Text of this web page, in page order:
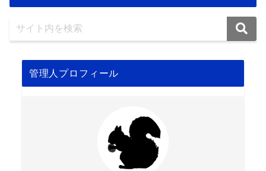
管理人プロフィール